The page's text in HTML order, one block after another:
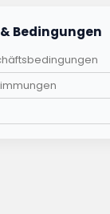
Bedingungen